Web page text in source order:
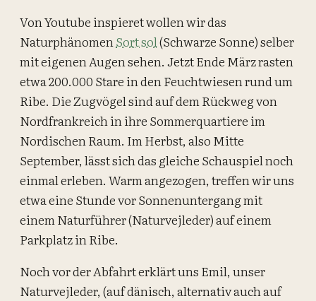
Von Youtube inspieret wollen wir das
NaturphänomenSort sol(Schwarze Sonne) selber
mit eigenen Augen sehen. Jetzt Ende März rasten
etwa 200.000 Stare in den Feuchtwiesen rund um
Ribe. Die Zugvögel sind auf dem Rückweg von
Nordfrankreich in ihre Sommerquartiere im
Nordischen Raum. Im Herbst, also Mitte
September, lässt sich das gleiche Schauspiel noch
einmal erleben. Warm angezogen, treffen wir uns
etwa eine Stunde vor Sonnenuntergang mit
einem Naturführer (Naturvejleder) auf einem
Parkplatz in Ribe.
Noch vor der Abfahrt erklärt uns Emil, unser
Naturvejleder, (auf dänisch, alternativ auch auf